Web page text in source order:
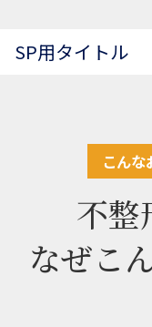
SP用タイトル
こんな
不整
なぜこ